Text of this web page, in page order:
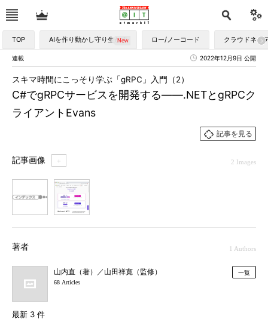
TOP AIを作り動かし守り生かす ロー/ノーコード クラウドネイ
連載 2022年12月9日 公開
C#でgRPCサービスを開発する――.NETとgRPCク
ライアントEvans
スキマ時間にこっそり学ぶ「gRPC」入門（2）
記事を見る
記事画像 ＋ 2 Images
著者 1 Authors
山内直（著）／山田祥寛（監修）
68 Articles
一覧
最新 3 件